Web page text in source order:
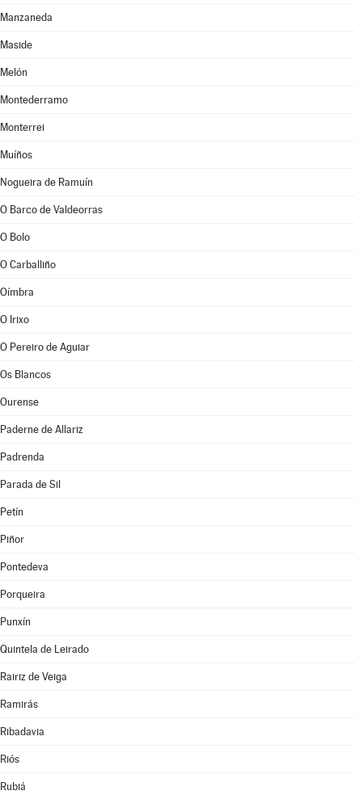
Manzaneda
Maside
Melón
Montederramo
Monterrei
Muíños
Nogueira de Ramuín
O Barco de Valdeorras
O Bolo
O Carballiño
Oímbra
O Irixo
O Pereiro de Aguiar
Os Blancos
Ourense
Paderne de Allariz
Padrenda
Parada de Sil
Petín
Piñor
Pontedeva
Porqueira
Punxín
Quintela de Leirado
Rairiz de Veiga
Ramirás
Ribadavia
Riós
Rubiá